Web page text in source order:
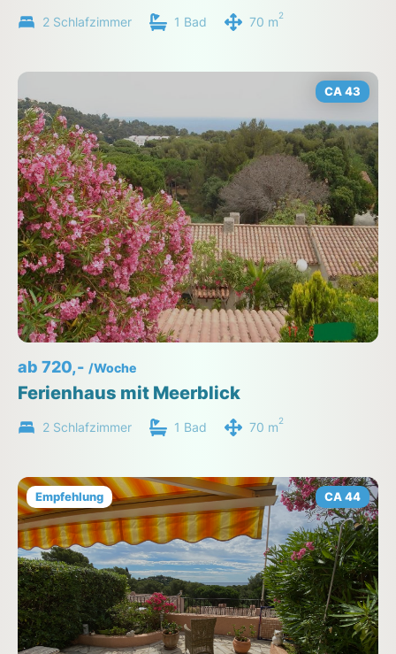
2 Schlafzimmer 1 Bad 70 m2
CA 43
ab 720,- /Woche
Ferienhaus mit Meerblick
2 Schlafzimmer 1 Bad 70 m2
Empfehlung CA 44